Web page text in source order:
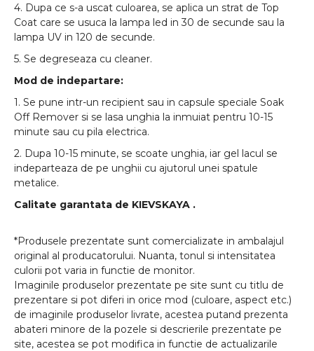
4. Dupa ce s-a uscat culoarea, se aplica un strat de Top
Coat care se usuca la lampa led in 30 de secunde sau la
lampa UV in 120 de secunde.
5. Se degreseaza cu cleaner.
Mod de indepartare:
1. Se pune intr-un recipient sau in capsule speciale Soak
Off Remover si se lasa unghia la inmuiat pentru 10-15
minute sau cu pila electrica.
2. Dupa 10-15 minute, se scoate unghia, iar gel lacul se
indeparteaza de pe unghii cu ajutorul unei spatule
metalice.
Calitate garantata de KIEVSKAYA .
*Produsele prezentate sunt comercializate in ambalajul
original al producatorului. Nuanta, tonul si intensitatea
culorii pot varia in functie de monitor.
Imaginile produselor prezentate pe site sunt cu titlu de
prezentare si pot diferi in orice mod (culoare, aspect etc.)
de imaginile produselor livrate, acestea putand prezenta
abateri minore de la pozele si descrierile prezentate pe
site, acestea se pot modifica in functie de actualizarile